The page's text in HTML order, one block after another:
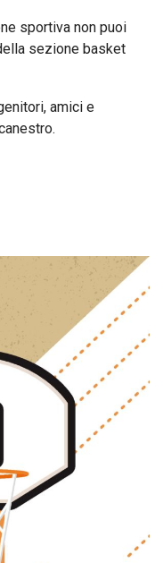
sportiva non puoi
sezione basket
amici e